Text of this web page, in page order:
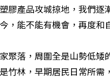
膠產品攻城掠地，我們
，能不能有機會，再度和
聚落，周圍全是山勢低矮
竹林，早期居民日常所